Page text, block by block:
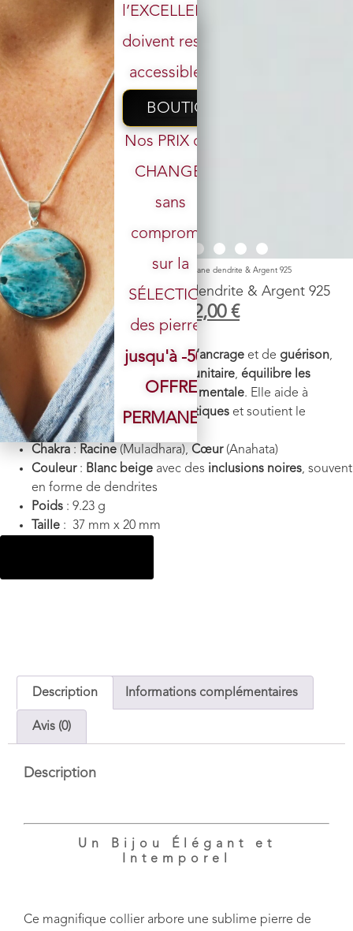
Accueil/Boutique/ Pendentif / Pendentif n°8 Psilomélane dendrite & Argent 925
Pendentif n°8 Psilomélane dendrite & Argent 925
109,00 82,00 €
Pierre
silomélane dendrite
Vertus énergétiques:Pierre d’ancrage et de guérison,
elle
renforce le système immunitaire, équilibre les
émotions, et favorise la clarté mentale. Elle aide à
éliminer les blocages énergétiques et soutient le
développement spirituel
Chakra : Racine (Muladhara), Cœur(Anahata)
Couleur: Blanc beige avec des inclusions noires, souvent
en forme de dendrites
Poids : 9.23 g
Taille : 37 mm x 20 mm
Description Informations complémentaires
Avis (0)
Description
Un Bijou Élégant et
Intemporel
Ce magnifique collier arbore une sublime pierre de
Votre email
l’EXCELLENCE
doivent rester
accessibles.
BOUTIQUE
Nos PRIX ont
CHANGÉ,
sans
compromis
sur la
SÉLECTION
des pierres.
jusqu'à -50%
OFFRE
PERMANENTE